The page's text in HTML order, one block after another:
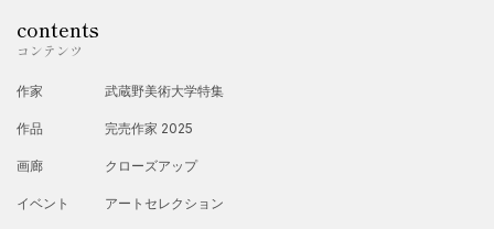
contents
コンテンツ
作家
作品
画廊
イベント
武蔵野美術大学特集
完売作家 2025
クローズアップ
アートセレクション